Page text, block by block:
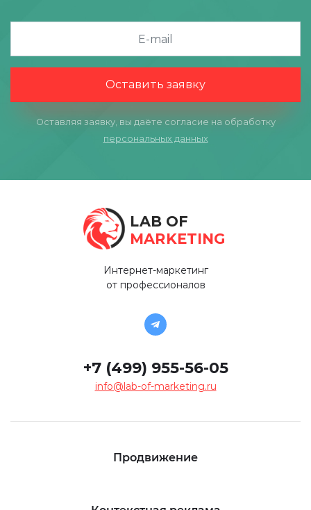
Оставить заявку
Оставляя заявку, вы даёте согласие на обработку
персональных данных
LAB OF
MARKETING
Интернет-маркетинг
от профессионалов
+7 (499) 955-56-05
info@lab-of-marketing.ru
Продвижение